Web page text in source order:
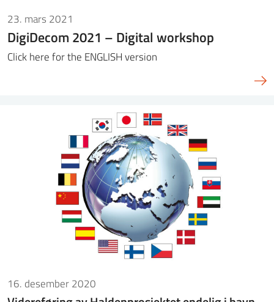
23. mars 2021
DigiDecom 2021 – Digital workshop
Click here for the ENGLISH version
16. desember 2020